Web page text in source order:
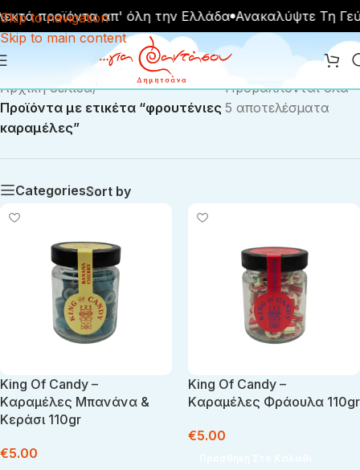
Skip to navigation
Skip to main content
προϊόντα απ' όλη την Ελλάδα Ανακαλύψτε Τη
Αρχική σελίδα/
Προϊόντα με ετικέτα “φρουτένιες
καραμέλες”
Προβάλλονται όλα -
5 αποτελέσματα
CategoriesSort by
King Of Candy –
Kαραμέλες Μπανάνα &
Κεράσι 110gr
€5.00
King Of Candy –
Kαραμέλες Φράουλα 110gr
€5.00